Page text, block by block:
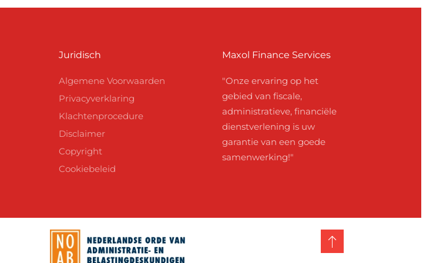
Juridisch
Algemene Voorwaarden
Privacyverklaring
Klachtenprocedure
Disclaimer
Copyright
Cookiebeleid
Maxol Finance Services
"Onze ervaring op het
gebied van fiscale,
administratieve, financiële
dienstverlening is uw
garantie van een goede
samenwerking!"